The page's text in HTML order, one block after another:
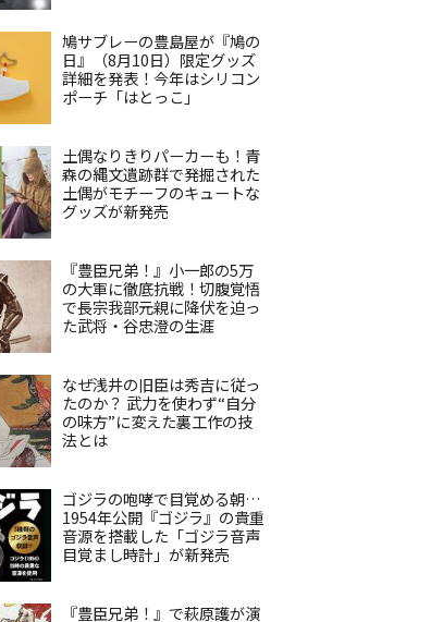
鳩サブレーの豊島屋が『鳩の
日』（8月10日）限定グッズ
詳細を発表！今年はシリコン
ポーチ「はとっこ」
土偶なりきりパーカーも！青
森の縄文遺跡群で発掘された
土偶がモチーフのキュートな
グッズが新発売
『豊臣兄弟！』小一郎の5万
の大軍に徹底抗戦！切腹覚悟
で長宗我部元親に降伏を迫っ
た武将・谷忠澄の生涯
なぜ浅井の旧臣は秀吉に従っ
たのか？ 武力を使わず“自分
の味方”に変えた裏工作の技
法とは
ゴジラの咆哮で目覚める朝…
1954年公開『ゴジラ』の貴重
音源を搭載した「ゴジラ音声
目覚まし時計」が新発売
『豊臣兄弟！』で萩原護が演